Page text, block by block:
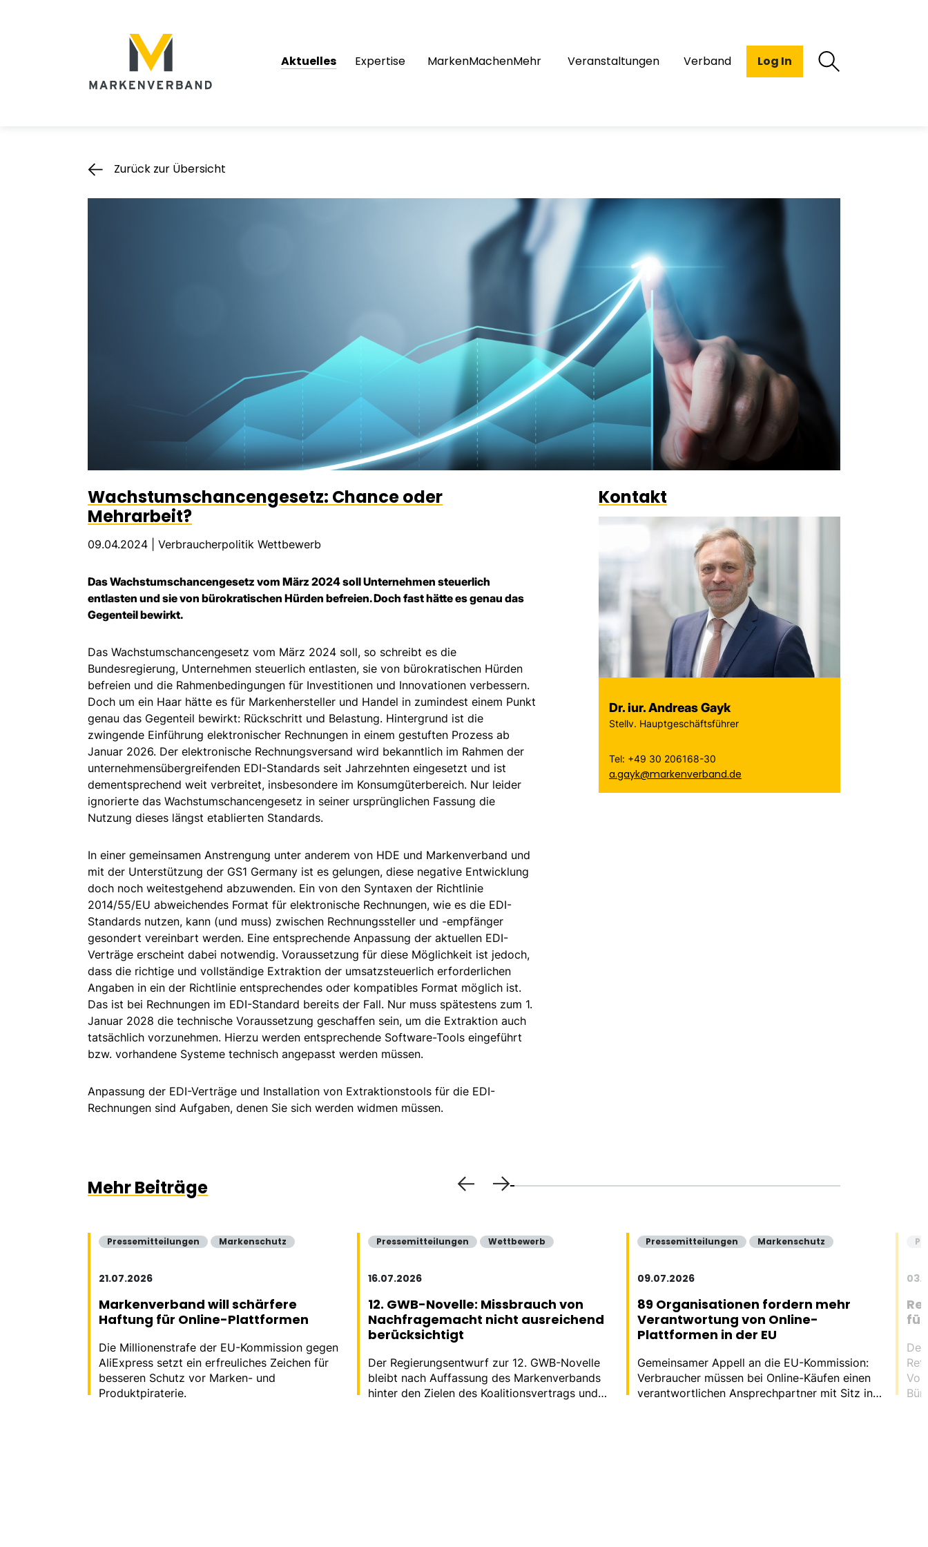
Aktuelles Expertise MarkenMachenMehr Veranstaltungen Verband Log In
Zurück zur Übersicht
Wachstumschancengesetz: Chance oder
Mehrarbeit?
09.04.2024 | Verbraucherpolitik Wettbewerb
Das Wachstumschancengesetz vom März 2024 soll Unternehmen steuerlich
entlasten und sie von bürokratischen Hürden befreien. Doch fast hätte es genau das
Gegenteil bewirkt.
Das Wachstumschancengesetz vom März 2024 soll, so schreibt es die
Bundesregierung, Unternehmen steuerlich entlasten, sie von bürokratischen Hürden
befreien und die Rahmenbedingungen für Investitionen und Innovationen verbessern.
Doch um ein Haar hätte es für Markenhersteller und Handel in zumindest einem Punkt
genau das Gegenteil bewirkt: Rückschritt und Belastung. Hintergrund ist die
zwingende Einführung elektronischer Rechnungen in einem gestuften Prozess ab
Januar 2026. Der elektronische Rechnungsversand wird bekanntlich im Rahmen der
unternehmensübergreifenden EDI-Standards seit Jahrzehnten eingesetzt und ist
dementsprechend weit verbreitet, insbesondere im Konsumgüterbereich. Nur leider
ignorierte das Wachstumschancengesetz in seiner ursprünglichen Fassung die
Nutzung dieses längst etablierten Standards.
In einer gemeinsamen Anstrengung unter anderem von HDE und Markenverband und
mit der Unterstützung der GS1 Germany ist es gelungen, diese negative Entwicklung
doch noch weitestgehend abzuwenden. Ein von den Syntaxen der Richtlinie
2014/55/EU abweichendes Format für elektronische Rechnungen, wie es die EDI-
Standards nutzen, kann (und muss) zwischen Rechnungssteller und -empfänger
gesondert vereinbart werden. Eine entsprechende Anpassung der aktuellen EDI-
Verträge erscheint dabei notwendig. Voraussetzung für diese Möglichkeit ist jedoch,
dass die richtige und vollständige Extraktion der umsatzsteuerlich erforderlichen
Angaben in ein der Richtlinie entsprechendes oder kompatibles Format möglich ist.
Das ist bei Rechnungen im EDI-Standard bereits der Fall. Nur muss spätestens zum 1.
Januar 2028 die technische Voraussetzung geschaffen sein, um die Extraktion auch
tatsächlich vorzunehmen. Hierzu werden entsprechende Software-Tools eingeführt
bzw. vorhandene Systeme technisch angepasst werden müssen.
Anpassung der EDI-Verträge und Installation von Extraktionstools für die EDI-
Rechnungen sind Aufgaben, denen Sie sich werden widmen müssen.
Kontakt
Dr. iur. Andreas Gayk
Stellv. Hauptgeschäftsführer
Tel: +49 30 206168-30
a.gayk@markenverband.de
Mehr Beiträge
Pressemitteilungen Markenschutz
21.07.2026
Markenverband will schärfere
Haftung für Online-Plattformen
Die Millionenstrafe der EU-Kommission gegen
AliExpress setzt ein erfreuliches Zeichen für
besseren Schutz vor Marken- und
Produktpiraterie.
Pressemitteilungen Wettbewerb
16.07.2026
12. GWB-Novelle: Missbrauch von
Nachfragemacht nicht ausreichend
berücksichtigt
Der Regierungsentwurf zur 12. GWB-Novelle
bleibt nach Auffassung des Markenverbands
hinter den Zielen des Koalitionsvertrags und
Pressemitteilungen Markenschutz
09.07.2026
89 Organisationen fordern mehr
Verantwortung von Online-
Plattformen in der EU
Gemeinsamer Appell an die EU-Kommission:
Verbraucher müssen bei Online-Käufen einen
verantwortlichen Ansprechpartner mit Sitz in